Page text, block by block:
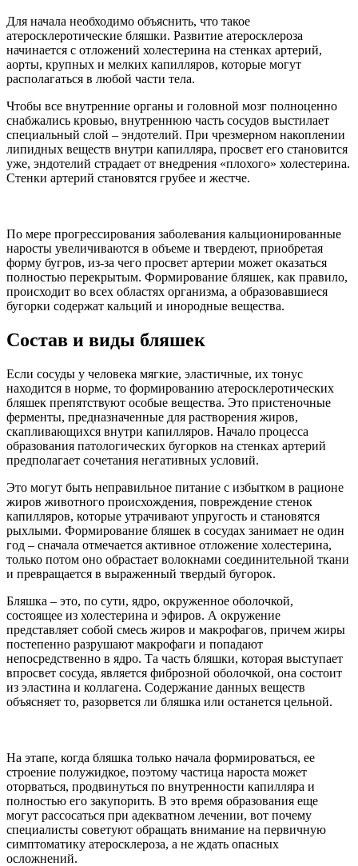
Для начала необходимо объяснить, что такое
атеросклеротические бляшки. Развитие атеросклероза
начинается с отложений холестерина на стенках артерий,
аорты, крупных и мелких капилляров, которые могут
располагаться в любой части тела.
Чтобы все внутренние органы и головной мозг полноценно
снабжались кровью, внутреннюю часть сосудов выстилает
специальный слой – эндотелий. При чрезмерном накоплении
липидных веществ внутри капилляра, просвет его становится
уже, эндотелий страдает от внедрения «плохого» холестерина.
Стенки артерий становятся грубее и жестче.
По мере прогрессирования заболевания кальционированные
наросты увеличиваются в объеме и твердеют, приобретая
форму бугров, из-за чего просвет артерии может оказаться
полностью перекрытым. Формирование бляшек, как правило,
происходит во всех областях организма, а образовавшиеся
бугорки содержат кальций и инородные вещества.
Состав и виды бляшек
Если сосуды у человека мягкие, эластичные, их тонус
находится в норме, то формированию атеросклеротических
бляшек препятствуют особые вещества. Это пристеночные
ферменты, предназначенные для растворения жиров,
скапливающихся внутри капилляров. Начало процесса
образования патологических бугорков на стенках артерий
предполагает сочетания негативных условий.
Это могут быть неправильное питание с избытком в рационе
жиров животного происхождения, повреждение стенок
капилляров, которые утрачивают упругость и становятся
рыхлыми. Формирование бляшек в сосудах занимает не один
год – сначала отмечается активное отложение холестерина,
только потом оно обрастает волокнами соединительной ткани
и превращается в выраженный твердый бугорок.
Бляшка – это, по сути, ядро, окруженное оболочкой,
состоящее из холестерина и эфиров. А окружение
представляет собой смесь жиров и макрофагов, причем жиры
постепенно разрушают макрофаги и попадают
непосредственно в ядро. Та часть бляшки, которая выступает
впросвет сосуда, является фиброзной оболочкой, она состоит
из эластина и коллагена. Содержание данных веществ
объясняет то, разорвется ли бляшка или останется цельной.
На этапе, когда бляшка только начала формироваться, ее
строение полужидкое, поэтому частица нароста может
оторваться, продвинуться по внутренности капилляра и
полностью его закупорить. В это время образования еще
могут рассосаться при адекватном лечении, вот почему
специалисты советуют обращать внимание на первичную
симптоматику атеросклероза, а не ждать опасных
осложнений.